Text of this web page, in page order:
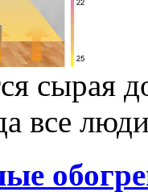
сырая
все